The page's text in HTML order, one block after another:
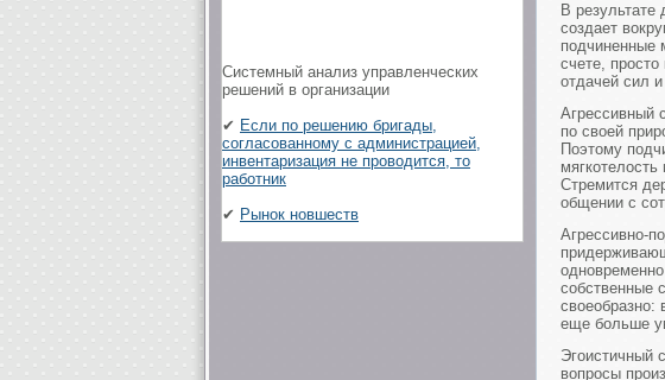
Системный анализ управленческих
решений в организации
✔ Если по решению бригады,
согласованному с администрацией,
инвентаризация не проводится, то
работник
✔ Рынок новшеств
В результате
создает
подчиненные
счете,
отдачей сил
Агрессивный
по своей
Поэтому
Стремится
общении с
Агрессивно-
собственные
своеобразно:
еще больше
Эгоистичный
вопросы